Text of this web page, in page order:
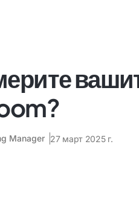
Manager 27 март 2025 г.